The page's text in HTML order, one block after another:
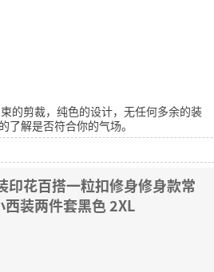
的剪裁，纯色的设计，无任何多余的装
解是否符合你的气场。
花百搭一粒扣修身修身款常
装两件套黑色 2XL